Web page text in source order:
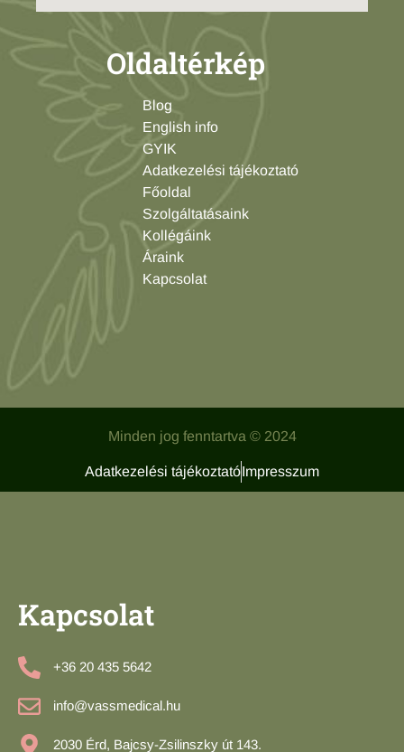
Oldaltérkép
Blog
English info
GYIK
Adatkezelési tájékoztató
Főoldal
Szolgáltatásaink
Kollégáink
Áraink
Kapcsolat
Minden jog fenntartva © 2024
Adatkezelési tájékoztatóImpresszum
Kapcsolat
+36 20 435 5642
info@vassmedical.hu
2030 Érd, Bajcsy-Zsilinszky út 143.